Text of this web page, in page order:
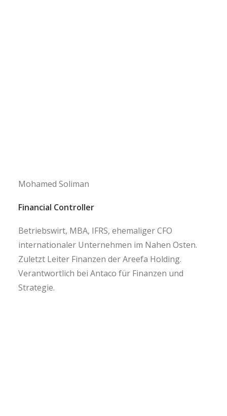
Mohamed Soliman
Financial Controller
Betriebswirt, MBA, IFRS, ehemaliger CFO
internationaler Unternehmen im Nahen Osten.
Zuletzt Leiter Finanzen der Areefa Holding.
Verantwortlich bei Antaco für Finanzen und
Strategie.